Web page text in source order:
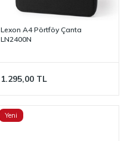
Lexon A4 Pörtföy Çanta
LN2400N
1.295,00 TL
Yeni